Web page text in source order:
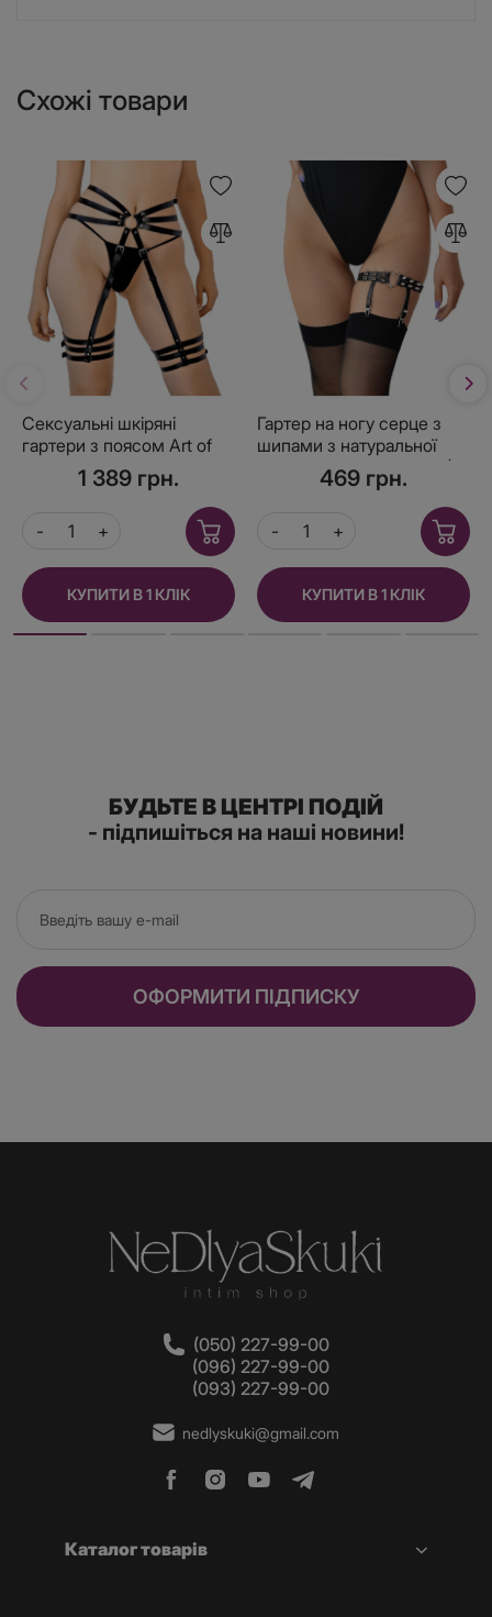
Схожі товари
Сексуальні шкіряні
гартери з поясом Art of
Sex - Vivien, розмір XS-M,
колір чорний1 389 грн.
КУПИТИ В 1 КЛІК
Гартер на ногу серце з
шипами з натуральної
шкіри Art of Sex Amber (1
469 грн.
КУПИТИ В 1 КЛІК
БУДЬТЕ В ЦЕНТРІ ПОДІЙ
- підпишіться на наші новини!
ОФОРМИТИ ПІДПИСКУ
(050) 227-99-00
(096) 227-99-00
(093) 227-99-00
nedlyskuki@gmail.com
Каталог товарів